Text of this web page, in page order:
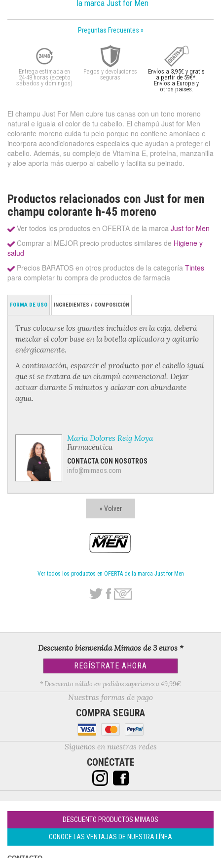
« Volver
Ver todos los productos en OFERTA de la marca Just for Men
la marca Just for Men
Preguntas Frecuentes »
Entrega estimada en
24-48 horas (excepto
sábados y domingos)
Pagos y devoluciones
seguras
Envíos a 3,95€ y gratis
a partir de 59€*.
Envíos a Europa y
otros paises.
El champu Just For Men cubre tus canas con un tono moreno
natural e iguala el color de tu cabello. El champú Just for Men
colorante moreno cuida tu pelo porque no contiene amoniaco e
incorpora acondicionadores especiales que ayudan a proteger el
cabello. Además, su complejo de Vitamina E, proteína, manzanilla
y aloe aporta más cuerpo al cabello y facilita su peinado.
Productos relacionados con Just for men
champu colorante h-45 moreno
Ver todos los productos en OFERTA de la marca Just for Men
Comprar al MEJOR precio productos similares de Higiene y
salud
Precios BARATOS en otros productos de la categoría Tintes
para completar tu compra de productos de farmacia
FORMA DE USO INGREDIENTES / COMPOSICIÓN
Tras colocarse los guantes incluidos en la caja, deberá
mezclar el color base en la botella aplicadora y agitarlo
enérgicamente.
A continuación, esparcir el producto por el cabello igual
que si se tratara de un champú convencional. Dejar
actuar durante 5 minutos y aclarar con abundante
agua.
María Dolores Reig Moya
Farmacéutica
CONTACTA CON NOSOTROS
info@mimaos.com
Descuento bienvenida Mimaos de 3 euros *
REGÍSTRATE AHORA
* Descuento válido en pedidos superiores a 49,99€
Nuestras formas de pago
COMPRA SEGURA
Síguenos en nuestras redes
CONÉCTATE
DESCUENTO PRODUCTOS MIMAOS
CONOCE LAS VENTAJAS DE NUESTRA LÍNEA